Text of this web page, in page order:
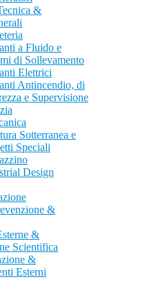
&
a Fluido e
di Sollevamento
Elettrici
Antincendio, di
e Supervisione
Sotterranea e
Speciali
Design
&
&
Scientifica
&
Esterni